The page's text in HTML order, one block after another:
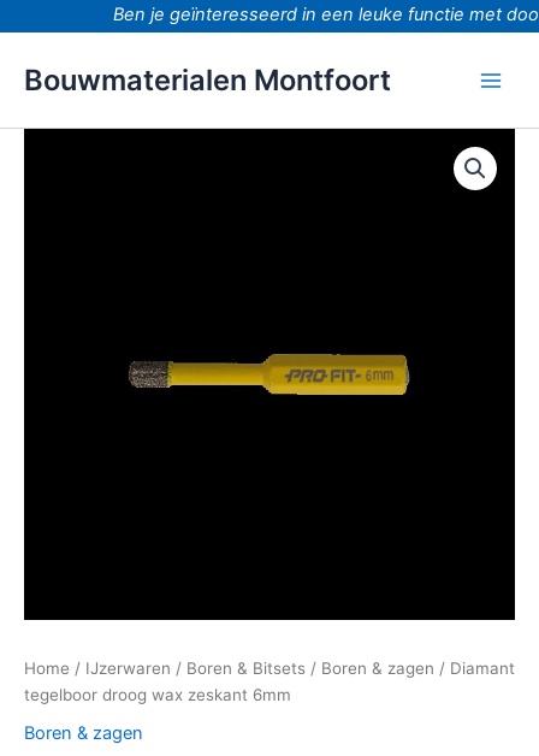
Ben je geïnteresseerd in een leuke functie met
Bouwmaterialen Montfoort
Home / IJzerwaren / Boren & Bitsets / Boren & zagen / Diamant
tegelboor droog wax zeskant 6mm
Boren & zagen